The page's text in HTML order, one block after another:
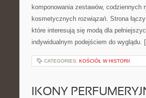
komponowania zestawów, codziennych
kosmetycznych rozwiązań. Strona
które interesują się modą dla
indywidualnym podejściem do wyglądu.
CATEGORIES: KOŚCIÓŁ W HISTORII
IKONY